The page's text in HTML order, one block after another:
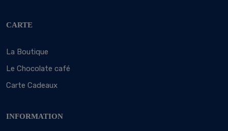
CARTE
La Boutique
Le Chocolate café
Carte Cadeaux
INFORMATION